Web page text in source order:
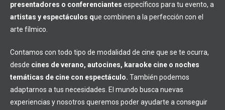
presentadores o conferenciantes específicos para tu evento, a
artistas y espectáculos que combinen a la perfección con el
arte fílmico.
Contamos con todo tipo de modalidad de cine que se te ocurra,
desde cines de verano, autocines, karaoke cine o noches
temáticas de cine con espectáculo. También podemos
adaptarnos a tus necesidades. El mundo busca nuevas
experiencias y nosotros queremos poder ayudarte a conseguir